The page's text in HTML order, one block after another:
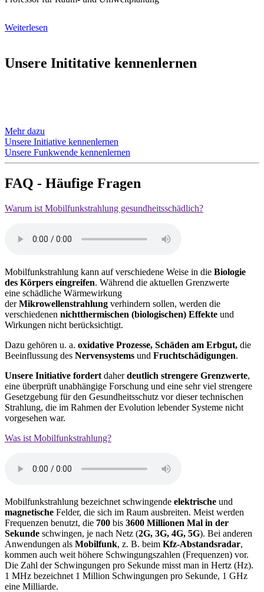
Weiterlesen
Unsere Inititative kennenlernen
Mehr dazu
Unsere Initiative kennenlernen
Unsere Funkwende kennenlernen
FAQ - Häufige Fragen
Warum ist Mobilfunkstrahlung gesundheitsschädlich?
Mobilfunkstrahlung kann auf verschiedene Weise in die Biologie
des Körpers eingreifen. Während die aktuellen Grenzwerte
eine schädliche Wärmewirkung
der Mikrowellenstrahlung verhindern sollen, werden die
verschiedenen nichtthermischen (biologischen) Effekte und
Wirkungen nicht berücksichtigt.
Dazu gehören u. a. oxidative Prozesse, Schäden am Erbgut, die
Beeinflussung des Nervensystems und Fruchtschädigungen.
Unsere Initiative fordert daher deutlich strengere Grenzwerte,
eine überprüft unabhängige Forschung und eine sehr viel strengere
Gesetzgebung für den Gesundheitsschutz vor dieser technischen
Strahlung, die im Rahmen der Evolution lebender Systeme nicht
vorgesehen war.
Was ist Mobilfunkstrahlung?
Mobilfunkstrahlung bezeichnet schwingende elektrische und
magnetische Felder, die sich im Raum ausbreiten. Meist werden
Frequenzen benutzt, die 700 bis 3600 Millionen Mal in der
Sekunde schwingen, je nach Netz (2G, 3G, 4G, 5G). Bei anderen
Anwendungen als Mobilfunk, z. B. beim Kfz-Abstandsradar,
kommen auch weit höhere Schwingungszahlen (Frequenzen) vor.
Die Zahl der Schwingungen pro Sekunde misst man in Hertz (Hz).
1 MHz bezeichnet 1 Million Schwingungen pro Sekunde, 1 GHz
eine Milliarde.